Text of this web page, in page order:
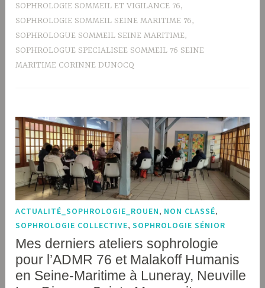
SOPHROLOGIE SOMMEIL ET VIGILANCE 76,
SOPHROLOGIE SOMMEIL SEINE MARITIME 76,
SOPHROLOGUE SOMMEIL SEINE MARITIME,
SOPHROLOGUE SPECIALISEE SOMMEIL 76 SEINE
MARITIME CORINNE DUNOCQ
ACTUALITÉ_SOPHROLOGIE_ROUEN, NON CLASSÉ,
SOPHROLOGIE COLLECTIVE,SOPHROLOGIE SÉNIOR
Mes derniers ateliers sophrologie
pour l’ADMR 76 et Malakoff Humanis
en Seine-Maritime à Luneray, Neuville